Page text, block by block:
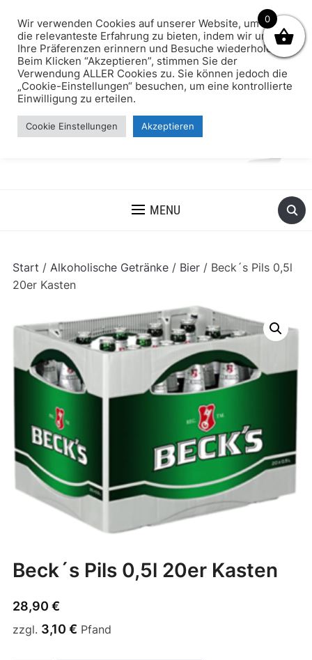
MENU
Start / Alkoholische Getränke/ Bier/ Beck´s Pils 0,5l
20er Kasten
Beck´s Pils 0,5l 20er Kasten
28,90 €
zzgl. 3,10 € Pfand
Wir verwenden Cookies auf unserer Website, um Ihnen
die relevanteste Erfahrung zu bieten, indem wir uns an
Ihre Präferenzen erinnern und Besuche wiederholen.
Beim Klicken “Akzeptieren”, stimmen Sie der
Verwendung ALLER Cookies zu. Sie können jedoch die
„Cookie-Einstellungen“ besuchen, um eine kontrollierte
Einwilligung zu erteilen.
Cookie Einstellungen Akzeptieren
0